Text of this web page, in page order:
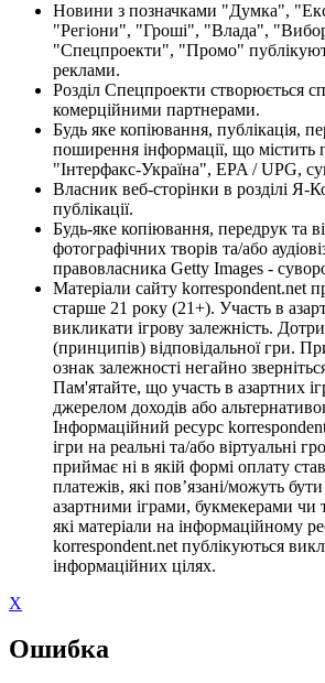
Новини з позначками "Думка",
"Регіони", "Гроші", "Влада",
"Спецпроекти", "Промо"
реклами.
Розділ Спецпроекти створюється
комерційними партнерами.
Будь яке копіювання, публікація,
поширення інформації, що містить
"Інтерфакс-Україна", EPA / UPG,
Власник веб-сторінки в розділі Я-
публікації.
Будь-яке копіювання, передрук та
фотографічних творів та/або
правовласника Getty Images -
Матеріали сайту korrespondent.net
старше 21 року (21+). Участь в
викликати ігрову залежність.
(принципів) відповідальної гри.
ознак залежності негайно
Пам'ятайте, що участь в азартних
джерелом доходів або
Інформаційний ресурс
ігри на реальні та/або віртуальні
приймає ні в якій формі оплату
платежів, які пов’язані/можуть бути
азартними іграми, букмекерами чи
які матеріали на інформаційному
korrespondent.net публікуються
інформаційних цілях.
X
Ошибка